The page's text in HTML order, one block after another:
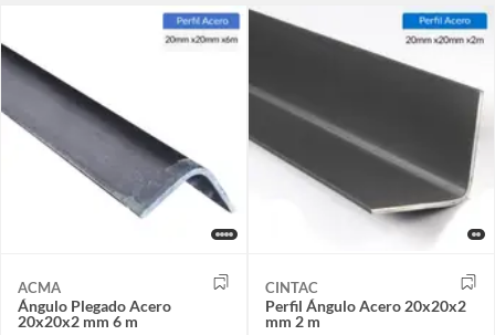
ACMA
Ángulo Plegado Acero
20x20x2 mm 6 m
CINTAC
Perfil Ángulo Acero 20x20x2
mm 2 m